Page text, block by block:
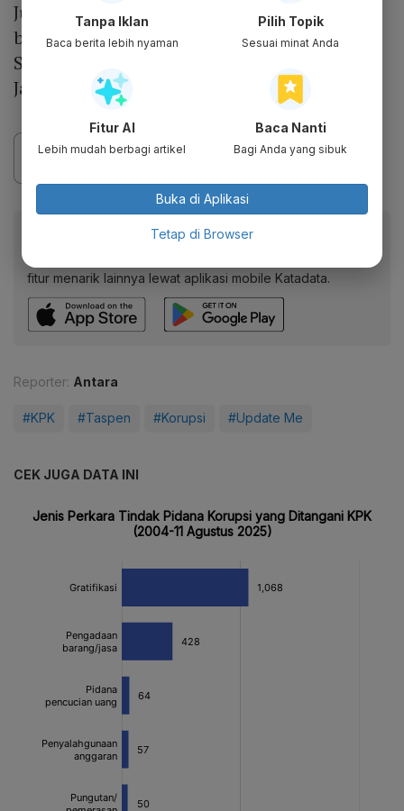
Jumat ini, yakni kantor pihak swasta yang
berada di Office 8 Building SCBD, Jakarta
Selatan dan Kantor PT Taspen (Persero),
Jakarta Pusat.
Baca artikel ini lewat aplikasi mobile.
fitur menarik lainnya lewat aplikasi mobile Katadata.
Reporter: Antara
#KPK #Taspen #Korupsi #Update Me
CEK JUGA DATA INI
Tanpa Iklan
Baca berita lebih nyaman
Pilih Topik
Sesuai minat Anda
Fitur AI
Lebih mudah berbagi artikel
Baca Nanti
Bagi Anda yang sibuk
Buka di Aplikasi
Tetap di Browser